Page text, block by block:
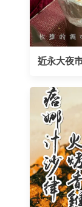
近永大夜